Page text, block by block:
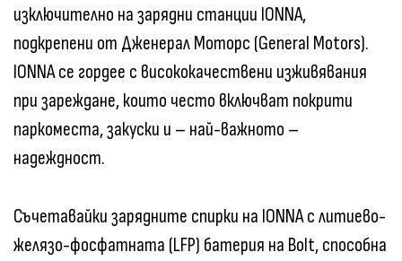
изключително на зарядни станции IONNA,
подкрепени от Дженерал Моторс (General Motors).
IONNA се гордее с висококачествени изживявания
при зареждане, които често включват покрити
паркоместа, закуски и – най-важното –
надеждност.
Съчетавайки зарядните спирки на IONNA с литиево-
желязо-фосфатната (LFP) батерия на Bolt, способна